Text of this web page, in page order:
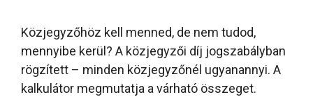
Közjegyzőhöz kell menned, de nem tudod,
mennyibe kerül? A közjegyzői díj jogszabályban
rögzített – minden közjegyzőnél ugyanannyi. A
kalkulátor megmutatja a várható összeget.